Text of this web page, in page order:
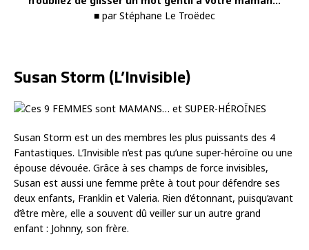
■ par Stéphane Le Troëdec
Susan Storm (L’Invisible)
Susan Storm est un des membres les plus puissants des 4
Fantastiques. L’Invisible n’est pas qu’une super-héroïne ou une
épouse dévouée. Grâce à ses champs de force invisibles,
Susan est aussi une femme prête à tout pour défendre ses
deux enfants, Franklin et Valeria. Rien d’étonnant, puisqu’avant
d’être mère, elle a souvent dû veiller sur un autre grand
enfant : Johnny, son frère.